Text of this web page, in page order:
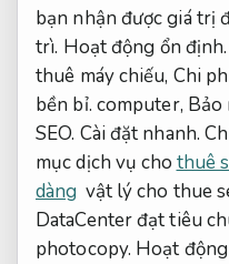
bạn nhận được giá trị
trì. Hoạt động ổn định.
thuê máy chiếu, Chi
bền bỉ. computer, Bảo
SEO. Cài đặt nhanh.
mục dịch vụ cho thuê
dàng vật lý cho thue
DataCenter đạt tiêu
photocopy. Hoạt